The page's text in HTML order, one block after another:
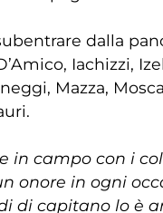
dalla
Iachizzi,
Mazza,
in campo con i
onore in ogni
di capitano lo è